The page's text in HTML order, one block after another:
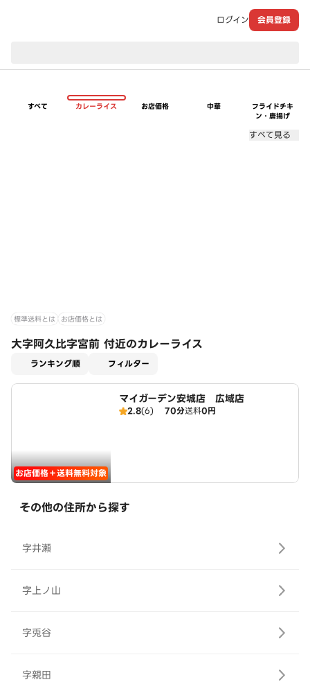
ログイン 会員登録
すべて カレーライス お店価格 中華
フライドチキ
ン・唐揚げ
すべて見る
標準送料とは お店価格とは
大字阿久比字宮前 付近のカレーライス
ランキング順 フィルター
お店価格＋送料無料対象
マイガーデン安城店 広域店
2.8(6) 70分送料0円
その他の住所から探す
字井瀬
字上ノ山
字兎谷
字親田